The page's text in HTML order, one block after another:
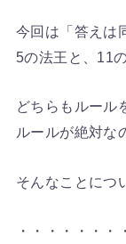
今回は「答えは
5の法王と、11
どちらもルール
ルールが絶対な
そんなことにつ
・・・・・・・・